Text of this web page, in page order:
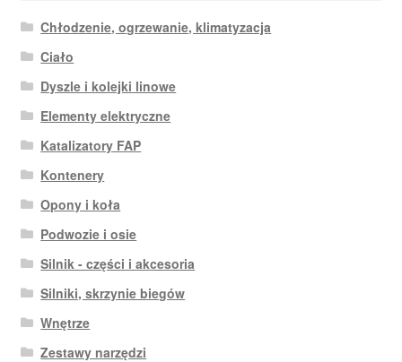
Chłodzenie, ogrzewanie, klimatyzacja
Ciało
Dyszle i kolejki linowe
Elementy elektryczne
Katalizatory FAP
Kontenery
Opony i koła
Podwozie i osie
Silnik - części i akcesoria
Silniki, skrzynie biegów
Wnętrze
Zestawy narzędzi